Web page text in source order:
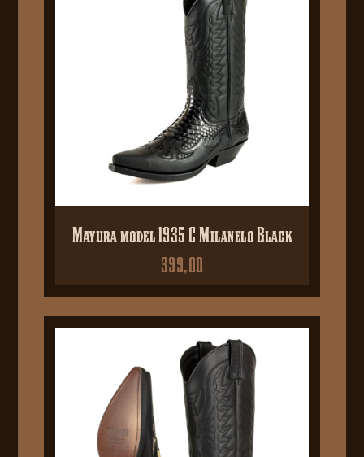
Mayura model 1935 C Milanelo Black
399,00